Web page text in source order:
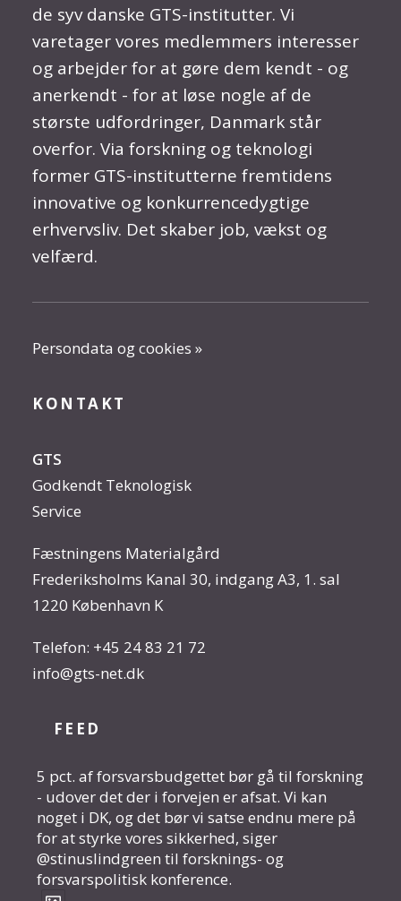
de syv danske GTS-institutter. Vi
varetager vores medlemmers interesser
og arbejder for at gøre dem kendt - og
anerkendt - for at løse nogle af de
største udfordringer, Danmark står
overfor. Via forskning og teknologi
former GTS-institutterne fremtidens
innovative og konkurrencedygtige
erhvervsliv. Det skaber job, vækst og
velfærd.
Persondata og cookies »
KONTAKT
GTS
Godkendt Teknologisk
Service
Fæstningens Materialgård
Frederiksholms Kanal 30, indgang A3, 1. sal
1220 København K
Telefon: +45 24 83 21 72
info@gts-net.dk
FEED
5 pct. af forsvarsbudgettet bør gå til forskning
- udover det der i forvejen er afsat. Vi kan
noget i DK, og det bør vi satse endnu mere på
for at styrke vores sikkerhed, siger
@stinuslindgreen til forsknings- og
forsvarspolitisk konference.